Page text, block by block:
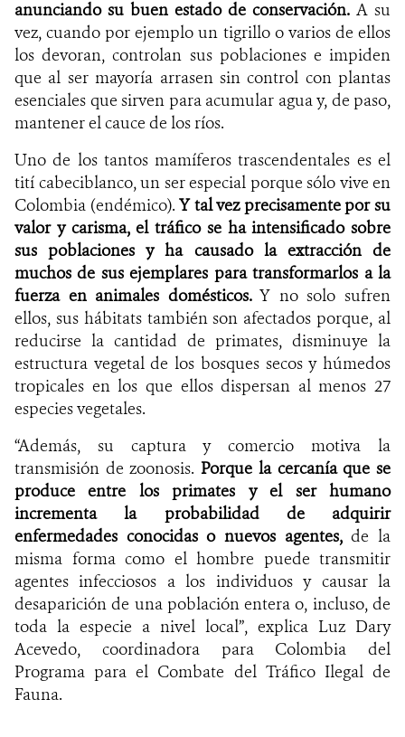
anunciando su buen estado de conservación. A su
vez, cuando por ejemplo un tigrillo o varios de ellos
los devoran, controlan sus poblaciones e impiden
que al ser mayoría arrasen sin control con plantas
esenciales que sirven para acumular agua y, de paso,
mantener el cauce de los ríos.
Uno de los tantos mamíferos trascendentales es el
tití cabeciblanco, un ser especial porque sólo vive en
Colombia (endémico).Y tal vez precisamente por su
valor y carisma, el tráfico se ha intensificado sobre
sus poblaciones y ha causado la extracción de
muchos de sus ejemplares para transformarlos a la
fuerza en animales domésticos.Y no solo sufren
ellos, sus hábitats también son afectados porque, al
reducirse la cantidad de primates, disminuye la
estructura vegetal de los bosques secos y húmedos
tropicales en los que ellos dispersan al menos 27
especies vegetales.
“Además, su captura y comercio motiva la
transmisión de zoonosis.Porque la cercanía que se
produce entre los primates y el ser humano
incrementa la probabilidad de adquirir
enfermedades conocidas o nuevos agentes,de la
misma forma como el hombre puede transmitir
agentes infecciosos a los individuos y causar la
desaparición de una población entera o, incluso, de
toda la especie a nivel local”, explica Luz Dary
Acevedo, coordinadora para Colombia del
Programa para el Combate del Tráfico Ilegal de
Fauna.